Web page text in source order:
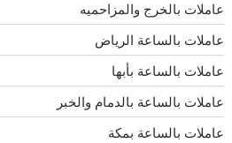
عاملات بالخرج والمزاحميه
عاملات بالساعة الرياض
عاملات بالساعة بأبها
عاملات بالساعة بالدمام والخبر
عاملات بالساعة بمكة